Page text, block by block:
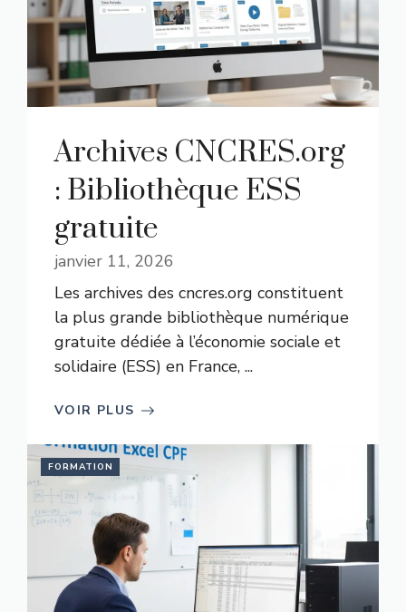
Archives CNCRES.org
: Bibliothèque ESS
gratuite
janvier 11, 2026
Les archives des cncres.org constituent
la plus grande bibliothèque numérique
gratuite dédiée à l’économie sociale et
solidaire (ESS) en France, ...
VOIR PLUS
FORMATION